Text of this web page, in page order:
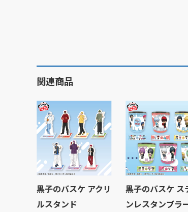
関連商品
黒子のバスケ アクリ
ルスタンド
黒子のバスケ ス
ンレスタンブラ